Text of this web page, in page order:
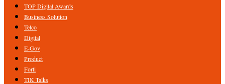
TOP Digital Awards
Business Solution
Telco
Digital
E-Gov
Product
Forti
TIK Talks